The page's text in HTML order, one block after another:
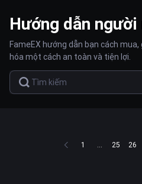
Hướng dẫn người
FameEX hướng dẫn bạn cách
hóa một cách an toàn và tiện lợi.
1 ... 25 26